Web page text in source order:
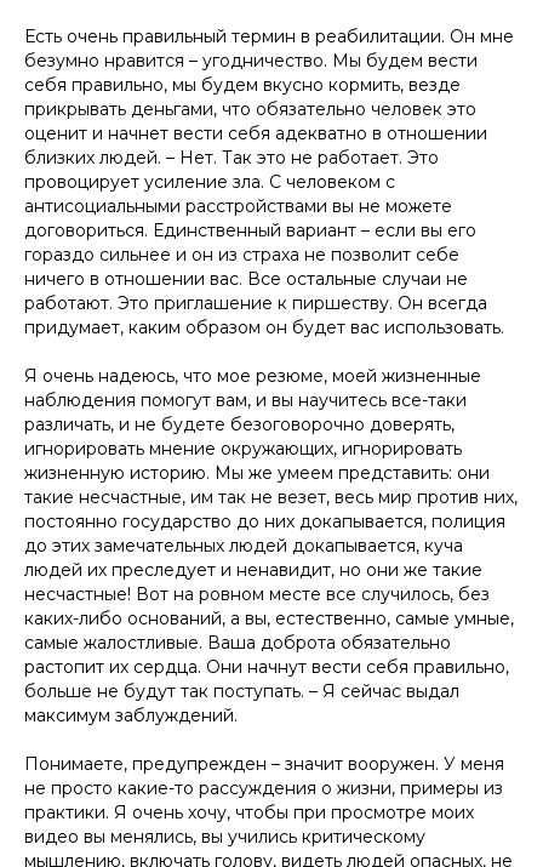
Есть очень правильный термин в реабилитации. Он мне
безумно нравится – угодничество. Мы будем вести
себя правильно, мы будем вкусно кормить, везде
прикрывать деньгами, что обязательно человек это
оценит и начнет вести себя адекватно в отношении
близких людей. – Нет. Так это не работает. Это
провоцирует усиление зла. С человеком с
антисоциальными расстройствами вы не можете
договориться. Единственный вариант – если вы его
гораздо сильнее и он из страха не позволит себе
ничего в отношении вас. Все остальные случаи не
работают. Это приглашение к пиршеству. Он всегда
придумает, каким образом он будет вас использовать.
Я очень надеюсь, что мое резюме, моей жизненные
наблюдения помогут вам, и вы научитесь все-таки
различать, и не будете безоговорочно доверять,
игнорировать мнение окружающих, игнорировать
жизненную историю. Мы же умеем представить: они
такие несчастные, им так не везет, весь мир против них,
постоянно государство до них докапывается, полиция
до этих замечательных людей докапывается, куча
людей их преследует и ненавидит, но они же такие
несчастные! Вот на ровном месте все случилось, без
каких-либо оснований, а вы, естественно, самые умные,
самые жалостливые. Ваша доброта обязательно
растопит их сердца. Они начнут вести себя правильно,
больше не будут так поступать. – Я сейчас выдал
максимум заблуждений.
Понимаете, предупрежден – значит вооружен. У меня
не просто какие-то рассуждения о жизни, примеры из
практики. Я очень хочу, чтобы при просмотре моих
видео вы менялись, вы учились критическому
мышлению, включать голову, видеть людей опасных, не